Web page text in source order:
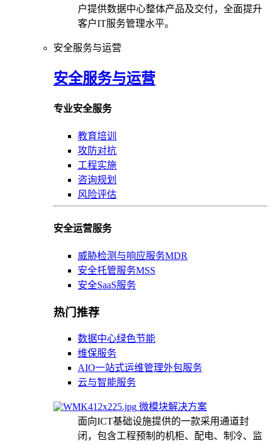
户提供数据中心整体产品及交付，全面提升
客户IT服务管理水平。
安全服务与运营
安全服务与运营
专业安全服务
教育培训
攻防对抗
工程实施
咨询规划
风险评估
安全运营服务
威胁检测与响应服务MDR
安全托管服务MSS
安全SaaS服务
热门推荐
数据中心绿色节能
维保服务
AIO一站式运维管理外包服务
云与智能服务
微模块解决方案
面向ICT基础设施提供的一款采用通道封
闭，包含工程预制的机柜、配电、制冷、监